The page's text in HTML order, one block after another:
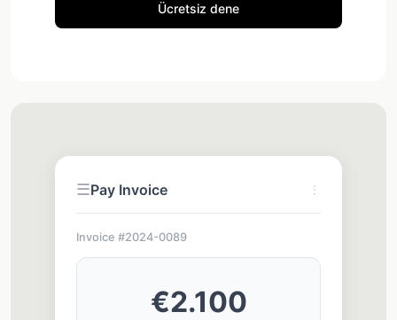
Ücretsiz dene
☰Pay Invoice ⋮
Invoice #2024-0089